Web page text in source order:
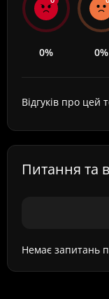
0% 0%
Відгуків про цей
Питання та
Немає запитань